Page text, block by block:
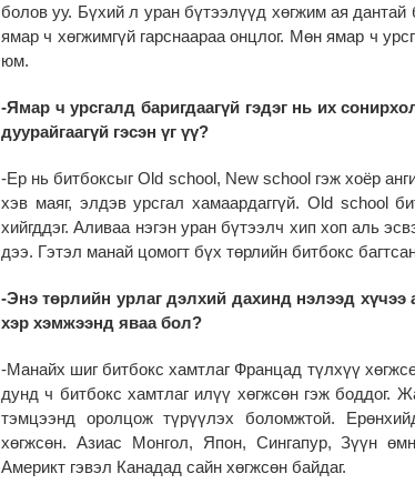
болов уу. Бүхий л уран бүтээлүүд хөгжим ая
ямар ч хөгжимгүй гарснаараа онцлог. Мөн ямар ч
юм.
-Ямар ч урсгалд баригдаагүй гэдэг нь их
дуурайгаагүй гэсэн үг үү?
-Ер нь битбоксыг Old school, New school гэж хоёр
хэв маяг, элдэв урсгал хамаардаггүй. Old school
хийгддэг. Аливаа нэгэн уран бүтээлч хип хоп аль
дээ. Гэтэл манай цомогт бүх төрлийн битбокс
-Энэ төрлийн урлаг дэлхий дахинд нэлээд хүчээ
хэр хэмжээнд яваа бол?
-Манайх шиг битбокс хамтлаг Францад түлхүү
дунд ч битбокс хамтлаг илүү хөгжсөн гэж боддог.
тэмцээнд оролцож түрүүлэх боломжтой.
хөгжсөн. Азиас Монгол, Япон, Сингапур, Зүүн
Америкт гэвэл Канадад сайн хөгжсөн байдаг.